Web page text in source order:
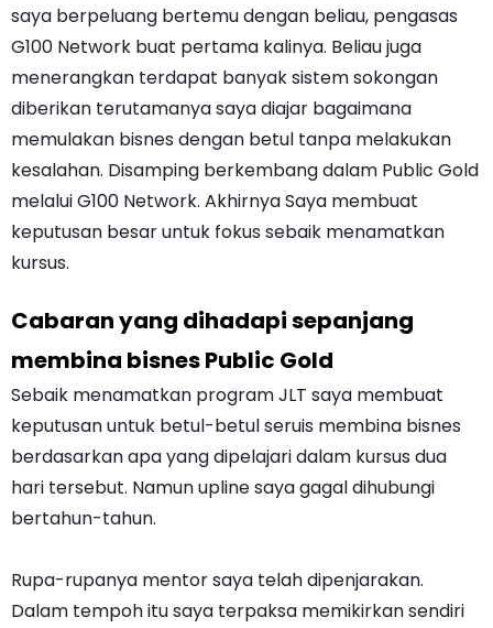
saya berpeluang bertemu dengan beliau, pengasas
G100 Network buat pertama kalinya. Beliau juga
menerangkan terdapat banyak sistem sokongan
diberikan terutamanya saya diajar bagaimana
memulakan bisnes dengan betul tanpa melakukan
kesalahan. Disamping berkembang dalam Public Gold
melalui G100 Network. Akhirnya Saya membuat
keputusan besar untuk fokus sebaik menamatkan
kursus.
Cabaran yang dihadapi sepanjang
membina bisnes Public Gold
Sebaik menamatkan program JLT saya membuat
keputusan untuk betul-betul seruis membina bisnes
berdasarkan apa yang dipelajari dalam kursus dua
hari tersebut. Namun upline saya gagal dihubungi
bertahun-tahun.
Rupa-rupanya mentor saya telah dipenjarakan.
Dalam tempoh itu saya terpaksa memikirkan sendiri